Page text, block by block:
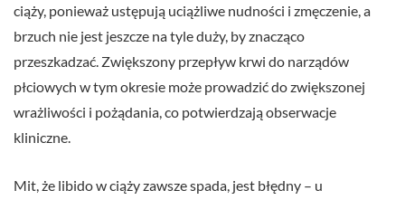
ciąży, ponieważ ustępują uciążliwe nudności i zmęczenie, a
brzuch nie jest jeszcze na tyle duży, by znacząco
przeszkadzać. Zwiększony przepływ krwi do narządów
płciowych w tym okresie może prowadzić do zwiększonej
wrażliwości i pożądania, co potwierdzają obserwacje
kliniczne.
Mit, że libido w ciąży zawsze spada, jest błędny – u